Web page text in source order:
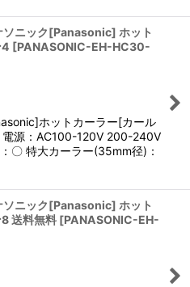
ニック[Panasonic] ホット
4 [PANASONIC-EH-HC30-
ホットカーラー[カール
源：AC100-120V 200-240V
〇 特大カーラー(35mm径)：
ニック[Panasonic] ホット
送料無料 [PANASONIC-EH-